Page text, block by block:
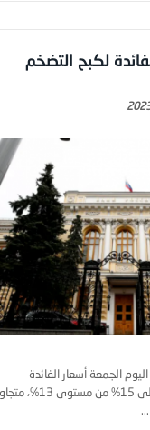
لكبح التضخم
الجمعة أسعار الفائدة
الرئيسية 200 نقطة أساس إلى 15% من مستوى